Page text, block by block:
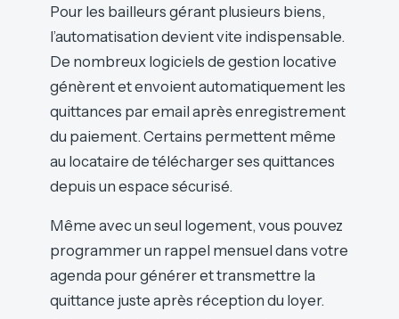
Pour les bailleurs gérant plusieurs biens,
l’automatisation devient vite indispensable.
De nombreux logiciels de gestion locative
génèrent et envoient automatiquement les
quittances par email après enregistrement
du paiement. Certains permettent même
au locataire de télécharger ses quittances
depuis un espace sécurisé.
Même avec un seul logement, vous pouvez
programmer un rappel mensuel dans votre
agenda pour générer et transmettre la
quittance juste après réception du loyer.